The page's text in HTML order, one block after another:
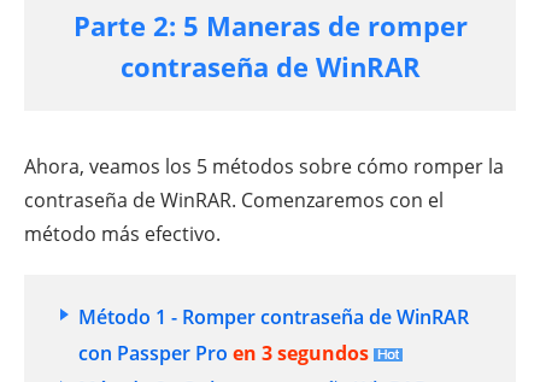
Parte 2: 5 Maneras de romper
contraseña de WinRAR
Ahora, veamos los 5 métodos sobre cómo romper la
contraseña de WinRAR. Comenzaremos con el
método más efectivo.
Método 1 - Romper contraseña de WinRAR
con Passper Pro en 3 segundos